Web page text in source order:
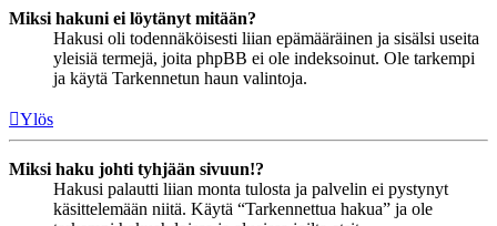
Miksi hakuni ei löytänyt mitään?
Hakusi oli todennäköisesti liian epämääräinen ja sisälsi useita
yleisiä termejä, joita phpBB ei ole indeksoinut. Ole tarkempi
ja käytä Tarkennetun haun valintoja.
Ylös
Miksi haku johti tyhjään sivuun!?
Hakusi palautti liian monta tulosta ja palvelin ei pystynyt
käsittelemään niitä. Käytä “Tarkennettua hakua” ja ole